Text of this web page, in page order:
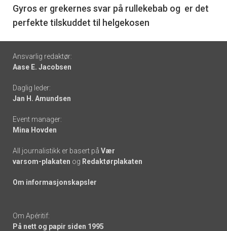
6
Gyros er grekernes svar på rullekebab og er det
perfekte tilskuddet til helgekosen
Footer
-
links
Ansvarlig redaktør:
Aase E. Jacobsen
Daglig leder:
Jan H. Amundsen
Event manager:
Mina Hovden
All journalistikk er basert på Vær
varsom-plakaten og Redaktørplakaten
Om informasjonskapsler
Om Apéritif:
På nett og papir siden 1995